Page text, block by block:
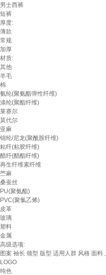
男士西裤
短裤
厚度:
薄款
常规
加厚
材质:
其他
羊毛
棉
氨纶(聚氨酯弹性纤维)
涤纶(聚酯纤维)
莱赛尔
莫代尔
亚麻
锦纶/尼龙(聚酰胺纤维)
粘纤(粘胶纤维)
醋纤(醋酯纤维)
再生纤维素纤维
苎麻
桑蚕丝
PU(聚氨酯)
PVC(聚氯乙烯)
皮革
玻璃
塑料
金属
高级选项:
图案 袖长 领型 版型 适用人群 风格 面料
LOGO
纯色